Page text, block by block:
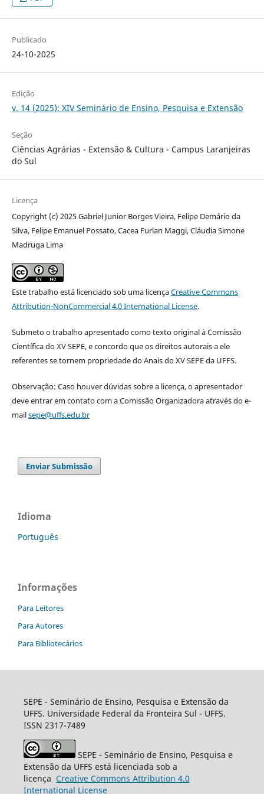
Publicado
24-10-2025
Edição
v. 14 (2025): XIV Seminário de Ensino, Pesquisa e Extensão
Seção
Ciências Agrárias - Extensão & Cultura - Campus Laranjeiras
do Sul
Licença
Copyright (c) 2025 Gabriel Junior Borges Vieira, Felipe Demário da
Silva, Felipe Emanuel Possato, Cacea Furlan Maggi, Cláudia Simone
Madruga Lima
Este trabalho está licenciado sob uma licençaCreative Commons
Attribution-NonCommercial 4.0 International License.
Submeto o trabalho apresentado como texto original à Comissão
Científica do XV SEPE, e concordo que os direitos autorais a ele
referentes se tornem propriedade do Anais do XV SEPE da UFFS.
Observação: Caso houver dúvidas sobre a licença, o apresentador
deve entrar em contato com a Comissão Organizadora através do e-
mailsepe@uffs.edu.br
Enviar Submissão
Idioma
Português
Informações
Para Leitores
Para Autores
Para Bibliotecários
SEPE - Seminário de Ensino, Pesquisa e Extensão da
UFFS. Universidade Federal da Fronteira Sul - UFFS.
ISSN 2317-7489
SEPE - Seminário de Ensino, Pesquisa e
Extensão da UFFS está licenciada sob a
licença Creative Commons Attribution 4.0
International License